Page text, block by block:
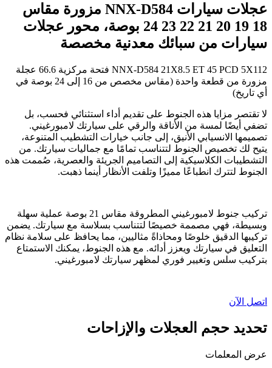
عجلات سيارات NNX-D584 مزورة مقاس
18 19 20 21 22 23 24 بوصة، محور عجلات
سيارات من سبائك معدنية مخصصة
NNX-D584 21X8.5 ET 45 PCD 5X112 فتحة مركزية 66.6 عجلة
مزورة من قطعة واحدة (مقاس مخصص من 16 إلى 24 بوصة في
أي تاريخ)
لا تقتصر مزايا هذه الجنوط على تقديم أداء استثنائي فحسب، بل
تضفي أيضًا لمسة من الأناقة والرقي على سيارتك لامبورغيني.
تصميمها الانسيابي الأنيق، إلى جانب خيارات التشطيب المتنوعة،
يتيح لك تخصيص الجنوط لتتناسب تمامًا مع جماليات سيارتك. من
التشطيبات الكلاسيكية إلى التصاميم الجريئة والعصرية، صُممت هذه
الجنوط لتترك انطباعًا مميزًا وتلفت الأنظار أينما ذهبت.
تركيب جنوط لامبورغيني المطروقة مقاس 21 بوصة عملية سهلة
وبسيطة، فهي مصممة خصيصًا لتتناسب بسلاسة مع سيارتك. يضمن
تركيبها الدقيق خلوصًا ومحاذاةً مثاليين، مما يحافظ على سلامة نظام
التعليق في سيارتك ويعزز أدائه. مع هذه الجنوط، يمكنك الاستمتاع
بتركيب سلس وتغيير فوري لمظهر سيارتك لامبورغيني.
اتصل الآن
تحديد حجم العجلات والإزاحات
عرض المعلمات